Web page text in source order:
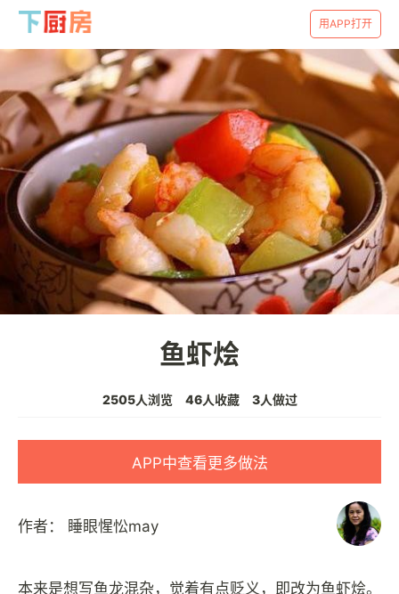
用APP打开
鱼虾烩
2505人浏览 46人收藏 3人做过
APP中查看更多做法
作者： 睡眼惺忪may
本来是想写鱼龙混杂，觉着有点贬义，即改为鱼虾烩。